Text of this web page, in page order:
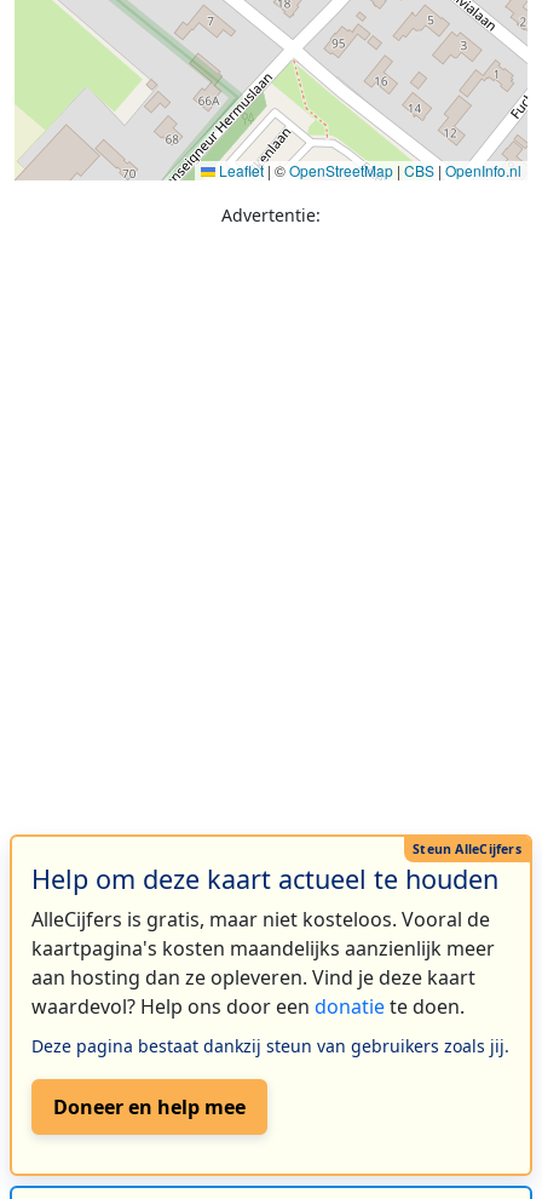
Leaflet | ©OpenStreetMap | CBS | OpenInfo.nl
Advertentie:
Help om deze kaart actueel te houden
AlleCijfers is gratis, maar niet kosteloos. Vooral de
kaartpagina's kosten maandelijks aanzienlijk meer
aan hosting dan ze opleveren. Vind je deze kaart
waardevol? Help ons door een donatiete doen.
Deze pagina bestaat dankzij steun van gebruikers zoals jij.
Doneer en help mee